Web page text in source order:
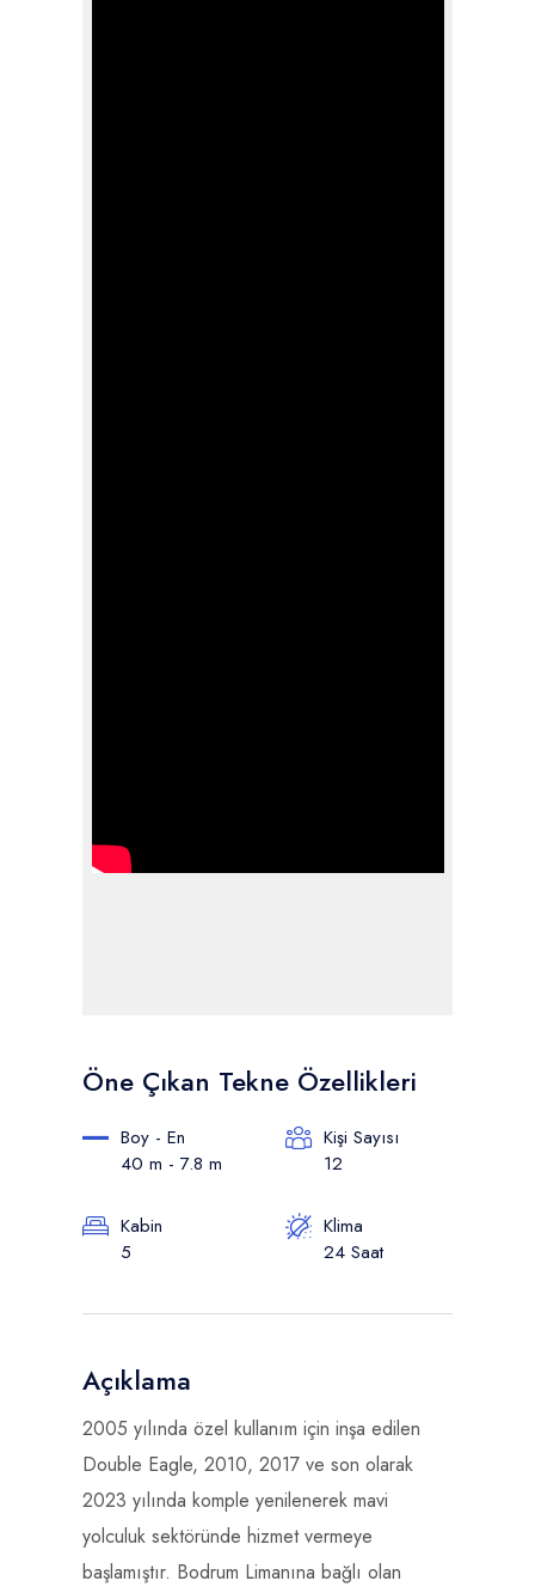
Öne Çıkan Tekne Özellikleri
Boy - En
40 m - 7.8 m
Kişi Sayısı
12
Kabin
5
Klima
24 Saat
Açıklama
2005 yılında özel kullanım için inşa edilen
Double Eagle, 2010, 2017 ve son olarak
2023 yılında komple yenilenerek mavi
yolculuk sektöründe hizmet vermeye
başlamıştır. Bodrum Limanına bağlı olan